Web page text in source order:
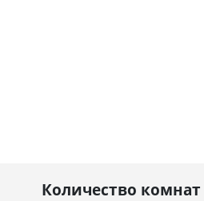
Количество комнат